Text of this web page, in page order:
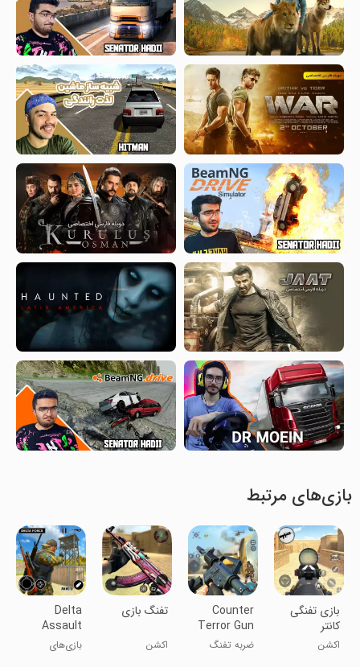
بازی‌های مرتبط
بازی تفنگی
کانتر
اکشن
Counter
Terror Gun
Strike FPS
ضربه تفنگ
تفنگ بازی
اکشن
Delta
Assault
Shooting
Games
بازی‌های